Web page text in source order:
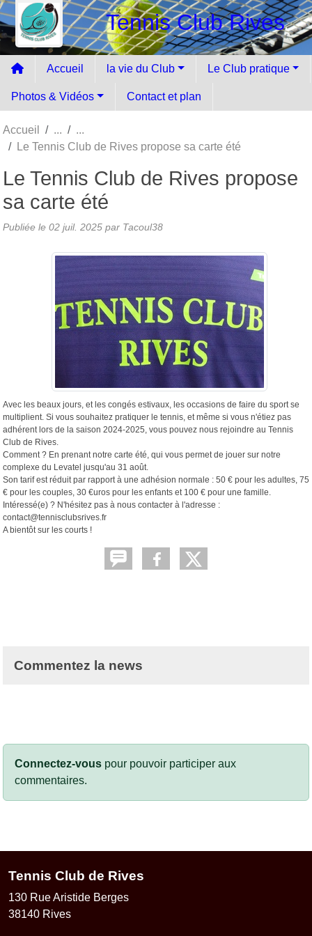
Tennis Club Rives
Accueil la vie du Club Le Club pratique
Photos & Vidéos Contact et plan
Accueil
Le Tennis Club de Rives propose sa carte été
Le Tennis Club de Rives propose
sa carte été
Publiée le 02 juil. 2025 par Tacoul38
Avec les beaux jours, et les congés estivaux, les occasions de faire du sport se
multiplient. Si vous souhaitez pratiquer le tennis, et même si vous n'étiez pas
adhérent lors de la saison 2024-2025, vous pouvez nous rejoindre au Tennis
Club de Rives.
Comment ? En prenant notre carte été, qui vous permet de jouer sur notre
complexe du Levatel jusqu'au 31 août.
Son tarif est réduit par rapport à une adhésion normale : 50 € pour les adultes, 75
€ pour les couples, 30 €uros pour les enfants et 100 € pour une famille.
Intéressé(e) ? N'hésitez pas à nous contacter à l'adresse :
contact@tennisclubsrives.fr
A bientôt sur les courts !
Commentez la news
Connectez-vous pour pouvoir participer aux
commentaires.
Tennis Club de Rives
130 Rue Aristide Berges
38140 Rives
Panneau de gestion des cookies